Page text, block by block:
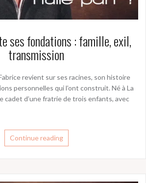
ses fondations : famille, exil,
transmission
revient sur ses racines, son histoire
personnelles qui l’ont construit. Né à La
cadet d’une fratrie de trois enfants, avec
Continue reading